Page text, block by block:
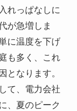
れっぱなしに
が急増しま
に温度を下げ
も多く、これ
となります。
て、電力会社
、夏のピーク